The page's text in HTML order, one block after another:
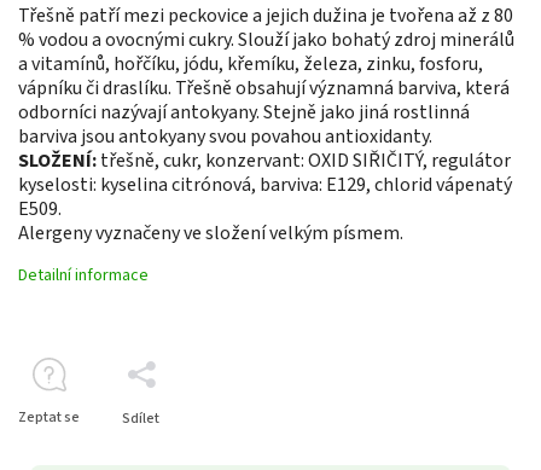
Třešně patří mezi peckovice a jejich dužina je tvořena až z 80
% vodou a ovocnými cukry. Slouží jako bohatý zdroj minerálů
a vitamínů, hořčíku, jódu, křemíku, železa, zinku, fosforu,
vápníku či draslíku. Třešně obsahují významná barviva, která
odborníci nazývají antokyany. Stejně jako jiná rostlinná
barviva jsou antokyany svou povahou antioxidanty.
SLOŽENÍ:třešně, cukr, konzervant: OXID SIŘIČITÝ, regulátor
kyselosti: kyselina citrónová, barviva: E129, chlorid vápenatý
E509.
Alergeny vyznačeny ve složení velkým písmem.
Detailní informace
Zeptat se Sdílet